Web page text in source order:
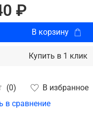
(0)
В избранное
в сравнение
₽
В корзину
Купить в 1 клик